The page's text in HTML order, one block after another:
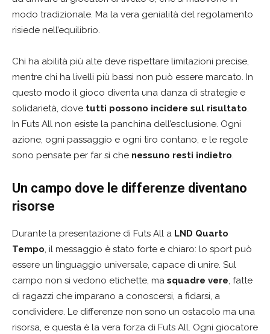
modo tradizionale. Ma la vera genialità del regolamento
risiede nell’equilibrio.
Chi ha abilità più alte deve rispettare limitazioni precise,
mentre chi ha livelli più bassi non può essere marcato. In
questo modo il gioco diventa una danza di strategie e
solidarietà, dove tutti possono incidere sul risultato.
In Futs All non esiste la panchina dell’esclusione. Ogni
azione, ogni passaggio e ogni tiro contano, e le regole
sono pensate per far sì che nessuno resti indietro.
Un campo dove le differenze diventano
risorse
Durante la presentazione di Futs All a LND Quarto
Tempo, il messaggio è stato forte e chiaro: lo sport può
essere un linguaggio universale, capace di unire. Sul
campo non si vedono etichette, ma squadre vere, fatte
di ragazzi che imparano a conoscersi, a fidarsi, a
condividere. Le differenze non sono un ostacolo ma una
risorsa, e questa è la vera forza di Futs All. Ogni giocatore